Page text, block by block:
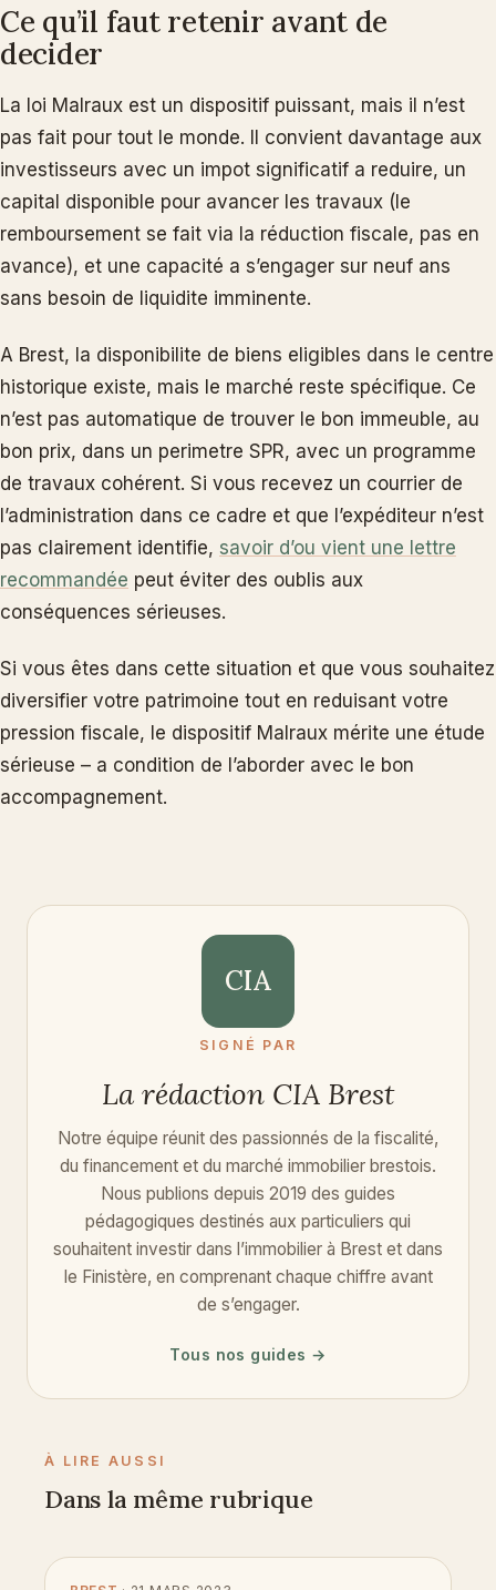
Ce qu’il faut retenir avant de
decider
La loi Malraux est un dispositif puissant, mais il n’est
pas fait pour tout le monde. Il convient davantage aux
investisseurs avec un impot significatif a reduire, un
capital disponible pour avancer les travaux (le
remboursement se fait via la réduction fiscale, pas en
avance), et une capacité a s’engager sur neuf ans
sans besoin de liquidite imminente.
A Brest, la disponibilite de biens eligibles dans le centre
historique existe, mais le marché reste spécifique. Ce
n’est pas automatique de trouver le bon immeuble, au
bon prix, dans un perimetre SPR, avec un programme
de travaux cohérent. Si vous recevez un courrier de
l’administration dans ce cadre et que l’expéditeur n’est
pas clairement identifie, savoir d’ou vient une lettre
recommandée peut éviter des oublis aux
conséquences sérieuses.
Si vous êtes dans cette situation et que vous souhaitez
diversifier votre patrimoine tout en reduisant votre
pression fiscale, le dispositif Malraux mérite une étude
sérieuse – a condition de l’aborder avec le bon
accompagnement.
CIA
SIGNÉ PAR
La rédaction CIA Brest
Notre équipe réunit des passionnés de la fiscalité,
du financement et du marché immobilier brestois.
Nous publions depuis 2019 des guides
pédagogiques destinés aux particuliers qui
souhaitent investir dans l’immobilier à Brest et dans
le Finistère, en comprenant chaque chiffre avant
de s’engager.
Tous nos guides →
À LIRE AUSSI
Dans la même rubrique